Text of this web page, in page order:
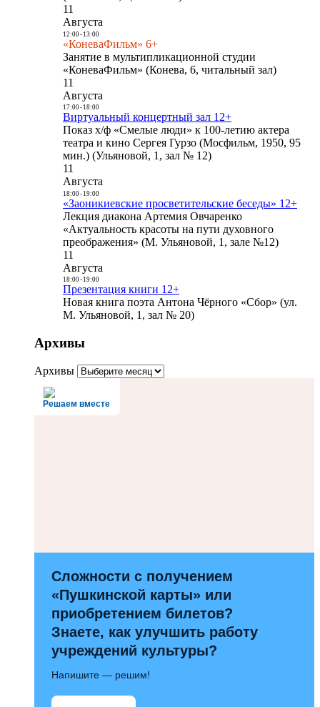
11
Августа
12:00- 13:00
«КоневаФильм» 6+
Занятие в мультипликационной студии
«КоневаФильм» (Конева, 6, читальный зал)
11
Августа
17:00- 18:00
Виртуальный концертный зал 12+
Показ х/ф «Смелые люди» к 100-летию актера
театра и кино Сергея Гурзо (Мосфильм, 1950, 95
мин.) (Ульяновой, 1, зал № 12)
11
Августа
18:00- 19:00
«Заоникиевские просветительские беседы» 12+
Лекция диакона Артемия Овчаренко
«Актуальность красоты на пути духовного
преображения» (М. Ульяновой, 1, зале №12)
11
Августа
18:00- 19:00
Презентация книги 12+
Новая книга поэта Антона Чёрного «Сбор» (ул.
М. Ульяновой, 1, зал № 20)
Архивы
Архивы
Решаем вместе
Сложности с получением
«Пушкинской карты» или
приобретением билетов?
Знаете, как улучшить работу
учреждений культуры?
Напишите — решим!